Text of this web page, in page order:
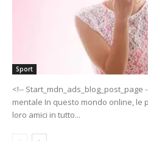
Sport
<!-- Start_mdn_ads_blog_post_page
mentale In questo mondo online, le
loro amici in tutto...